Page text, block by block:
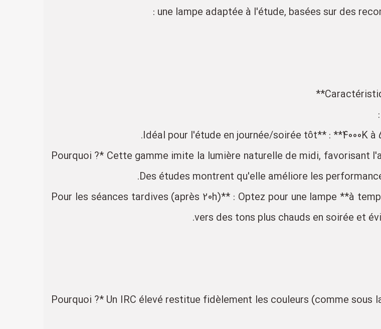
une lampe adaptée à l'étude, basées sur des
- *Pourquoi ?* Cette gamme imite la lumière naturelle de midi,
Des études montrent qu'elle améliore les
- **Pour les séances tardives (après 20h)** : Optez pour une lampe **à
vers des tons plus chauds en soirée et
- *Pourquoi ?* Un IRC élevé restitue fidèlement les couleurs (comme